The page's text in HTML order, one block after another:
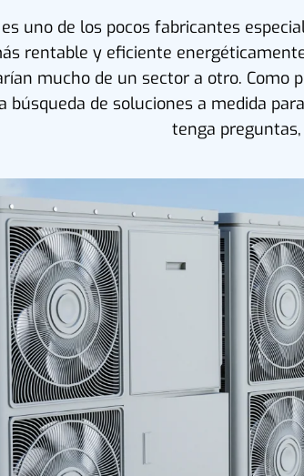
uno de los pocos fabricantes
rentable y eficiente
mucho de un sector a otro. Como
búsqueda de soluciones a medida
tenga